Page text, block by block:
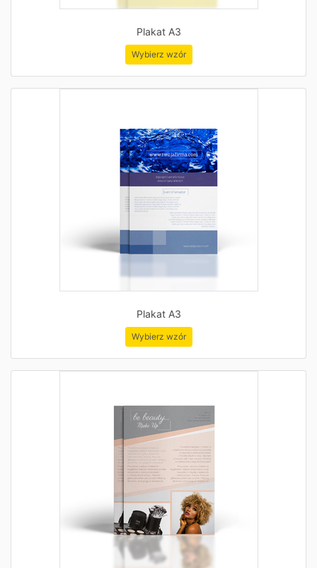
Plakat A3
Wybierz wzór
Plakat A3
Wybierz wzór